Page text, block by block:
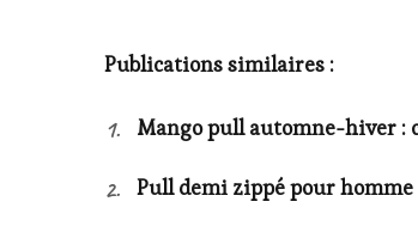
Publications similaires :
Mango pull automne-hiver :
Pull demi zippé pour